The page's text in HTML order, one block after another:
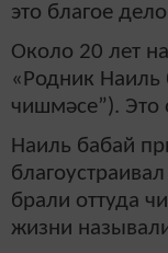
это благое
Около 20 лет
«Родник Наиль
чишмәсе”). Это
Наиль бабай
брали оттуда
жизни